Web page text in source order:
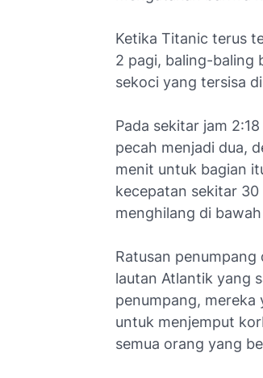
Ketika Titanic terus
2 pagi, baling-baling
sekoci yang tersisa
Pada sekitar jam
pecah menjadi dua,
menit untuk bagian
kecepatan sekitar
menghilang di
Ratusan
lautan Atlantik yang
penumpang, mereka
untuk menjemput
semua orang yang